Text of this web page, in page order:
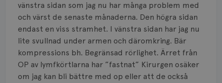
vänstra sidan som jag nu har många problem med
och värst de senaste månaderna. Den högra sidan
endast en viss stramhet. I vänstra sidan har jag nu
lite svullnad under armen och däromkring. Bär
kompressions bh. Begränsad rörlighet. Ärret från
OP av lymfkörtlarna har ”fastnat” Kirurgen osäker
om jag kan bli bättre med op eller att de också
Läkemedel
Typ av bröstcancer
Smärta
Prognos